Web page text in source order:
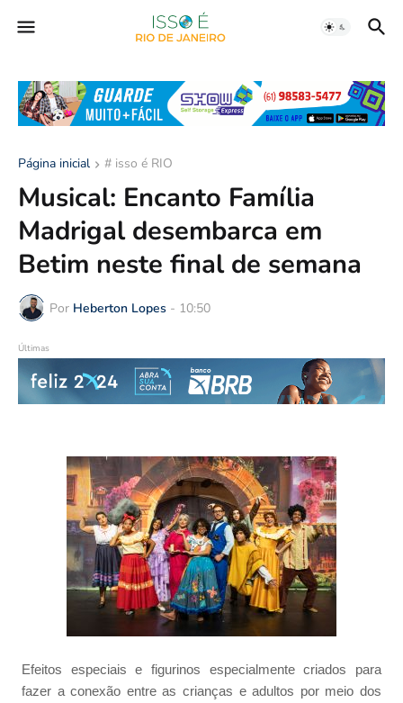
Página inicial # isso é RIO
Musical: Encanto Família
Madrigal desembarca em
Betim neste final de semana
Por Heberton Lopes - 10:50
Últimas
Efeitos especiais e figurinos especialmente criados para
fazer a conexão entre as crianças e adultos por meio dos